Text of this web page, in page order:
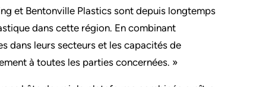
et Bentonville Plastics sont depuis longtemps
dans cette région. En combinant
dans leurs secteurs et les capacités de
à toutes les parties concernées. »